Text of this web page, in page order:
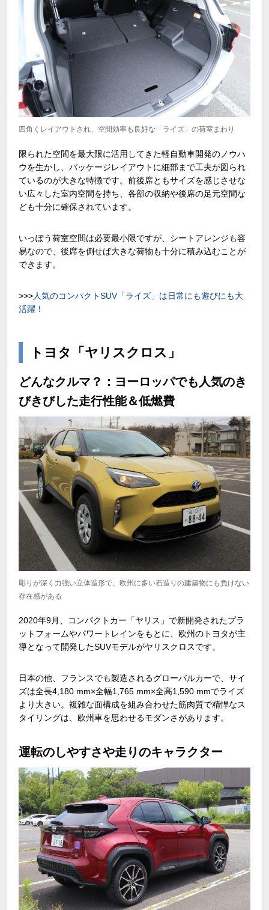
四角くレイアウトされ、空間効率も良好な「ライズ」の荷室まわり
限られた空間を最大限に活用してきた軽自動車開発のノウハ
ウを生かし、パッケージレイアウトに細部まで工夫が図られ
ているのが大きな特徴です。前後席ともサイズを感じさせな
い広々した室内空間を持ち、各部の収納や後席の足元空間な
ども十分に確保されています。
いっぽう荷室空間は必要最小限ですが、シートアレンジも容
易なので、後席を倒せば大きな荷物も十分に積み込むことが
できます。
>>>人気のコンパクトSUV「ライズ」は日常にも遊びにも大
活躍！
トヨタ「ヤリスクロス」
どんなクルマ？：ヨーロッパでも人気のき
びきびした走行性能＆低燃費
彫りが深く力強い立体造形で、欧州に多い石造りの建築物にも負けない
存在感がある
2020年9月、コンパクトカー「ヤリス」で新開発されたプラ
ットフォームやパワートレインをもとに、欧州のトヨタが主
導となって開発したSUVモデルがヤリスクロスです。
日本の他、フランスでも製造されるグローバルカーで、サイ
ズは全長4,180 mm×全幅1,765 mm×全高1,590 mmでライズ
より大きい。複雑な面構成を組み合わせた筋肉質で精悍なス
タイリングは、欧州車を思わせるモダンさがあります。
運転のしやすさや走りのキャラクター